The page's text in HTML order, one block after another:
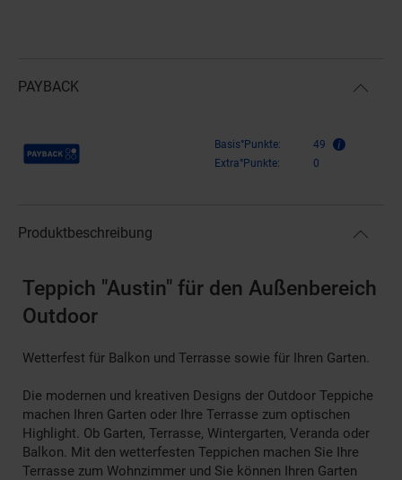
PAYBACK
Payback Punkte Basis°Punkte:
49
Extra°Punkte:
0
Produktbeschreibung
Teppich "Austin" für den Außenbereich
Outdoor
Wetterfest für Balkon und Terrasse sowie für Ihren Garten.
Die modernen und kreativen Designs der Outdoor Teppiche
machen Ihren Garten oder Ihre Terrasse zum optischen
Highlight. Ob Garten, Terrasse, Wintergarten, Veranda oder
Balkon. Mit den wetterfesten Teppichen machen Sie Ihre
Terrasse zum Wohnzimmer und Sie können Ihren Garten